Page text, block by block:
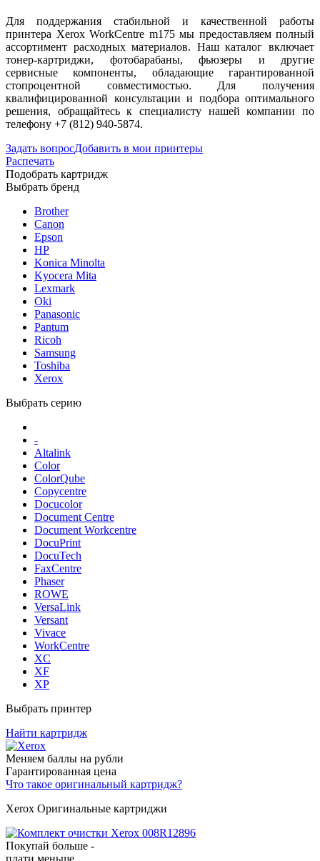
Для поддержания стабильной и качественной работы
принтера Xerox WorkCentre m175 мы предоставляем полный
ассортимент расходных материалов. Наш каталог включает
тонер-картриджи, фотобарабаны, фьюзеры и другие
сервисные компоненты, обладающие гарантированной
стопроцентной совместимостью. Для получения
квалифицированной консультации и подбора оптимального
решения, обращайтесь к специалисту нашей компании по
телефону +7 (812) 940-5874.
Задать вопросДобавить в мои принтеры
Распечать
Подобрать картридж
Выбрать бренд
Brother
Canon
Epson
HP
Konica Minolta
Kyocera Mita
Lexmark
Oki
Panasonic
Pantum
Ricoh
Samsung
Toshiba
Xerox
Выбрать серию
-
Altalink
Color
ColorQube
Copycentre
Docucolor
Document Centre
Document Workcentre
DocuPrint
DocuTech
FaxCentre
Phaser
ROWE
VersaLink
Versant
Vivace
WorkCentre
XC
XF
XP
Выбрать принтер
Найти картридж
Меняем баллы на рубли
Гарантированная цена
Что такое оригинальный картридж?
Xerox Оригинальные картриджи
Покупай больше -
плати меньше